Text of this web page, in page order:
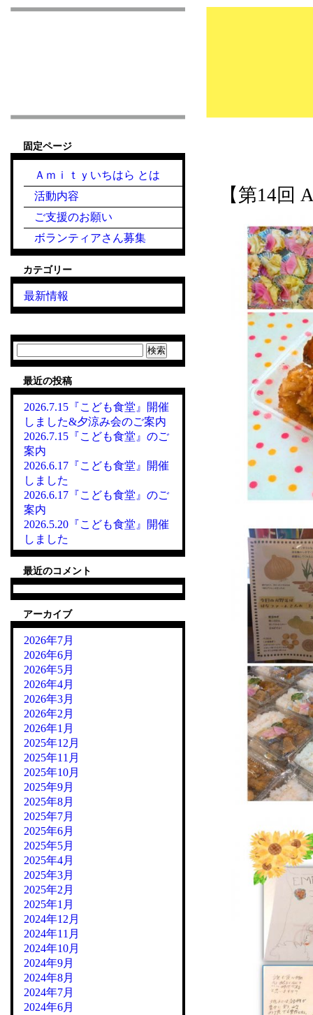
【第14回
固定ページ
Ａｍｉｔｙいちはら とは
活動内容
ご支援のお願い
ボランティアさん募集
カテゴリー
最新情報
索:
最近の投稿
2026.7.15『こども食堂』開催
しました&夕涼み会のご案内
2026.7.15『こども食堂』のご
案内
2026.6.17『こども食堂』開催
しました
2026.6.17『こども食堂』のご
案内
2026.5.20『こども食堂』開催
しました
最近のコメント
アーカイブ
2026年7月
2026年6月
2026年5月
2026年4月
2026年3月
2026年2月
2026年1月
2025年12月
2025年11月
2025年10月
2025年9月
2025年8月
2025年7月
2025年6月
2025年5月
2025年4月
2025年3月
2025年2月
2025年1月
2024年12月
2024年11月
2024年10月
2024年9月
2024年8月
2024年7月
2024年6月